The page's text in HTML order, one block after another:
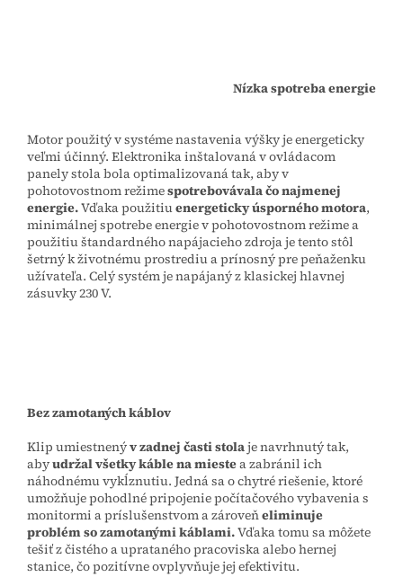
Nízka spotreba energie
Motor použitý v systéme nastavenia výšky je energeticky
veľmi účinný. Elektronika inštalovaná v ovládacom
panely stola bola optimalizovaná tak, aby v
pohotovostnom režimespotrebovávala čo najmenej
energie.Vďaka použitiuenergeticky úsporného motora,
minimálnej spotrebe energie v pohotovostnom režime a
použitiu štandardného napájacieho zdroja je tento stôl
šetrný k životnému prostrediu a prínosný pre peňaženku
užívateľa. Celý systém je napájaný z klasickej hlavnej
zásuvky 230 V.
Bez zamotaných káblov
Klip umiestnenýv zadnej časti stolaje navrhnutý tak,
abyudržal všetky káble na miestea zabránil ich
náhodnému vykĺznutiu. Jedná sa o chytré riešenie, ktoré
umožňuje pohodlné pripojenie počítačového vybavenia s
monitormi a príslušenstvom a zároveňeliminuje
problém so zamotanými káblami.Vďaka tomu sa môžete
tešiť z čistého a uprataného pracoviska alebo hernej
stanice, čo pozitívne ovplyvňuje jej efektivitu.